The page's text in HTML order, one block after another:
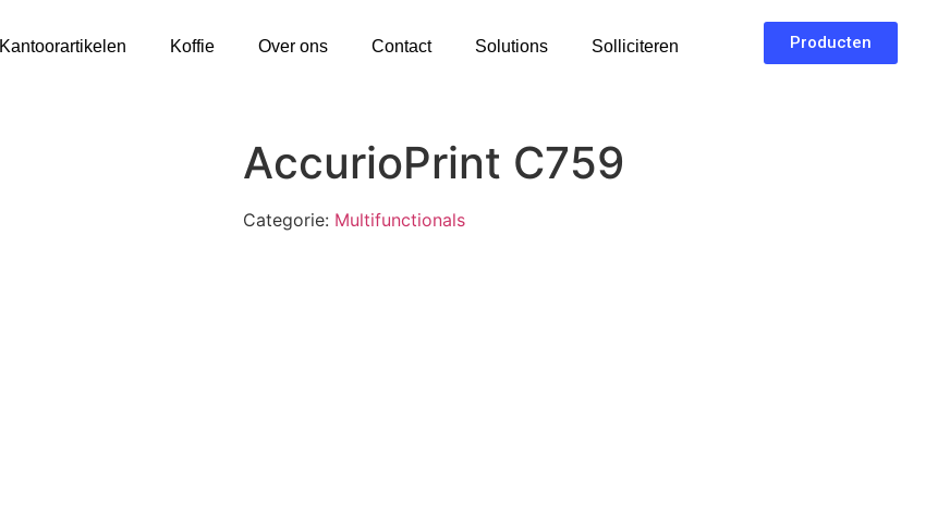
Kantoorartikelen Koffie Over ons Contact Solutions Solliciteren Producten
AccurioPrint C759
Categorie: Multifunctionals